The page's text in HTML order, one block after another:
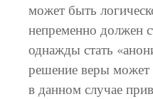
может быть
непременно должен
однажды стать
решение веры может
в данном случае